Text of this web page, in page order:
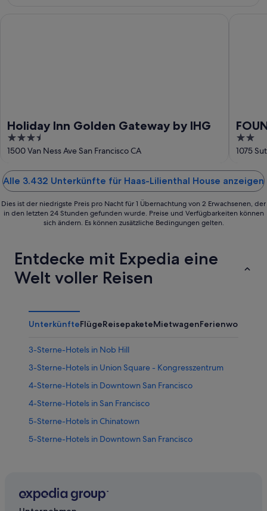
Holiday Inn Golden Gateway by IHG
3.5
out
5
1500 Van Ness Ave San Francisco CA
2
out
5
1075
Alle 3.432 Unterkünfte für Haas-Lilienthal House anzeigen
Dies ist der niedrigste Preis pro Nacht für 1 Übernachtung von 2 Erwachsenen, der
in den letzten 24 Stunden gefunden wurde. Preise und Verfügbarkeiten können
sich ändern. Es können zusätzliche Bedingungen gelten.
Entdecke mit Expedia eine
Welt voller Reisen
UnterkünfteFlügeReisepaketeMietwagen
3-Sterne-Hotels in Nob Hill
3-Sterne-Hotels in Union Square - Kongresszentrum
4-Sterne-Hotels in Downtown San Francisco
4-Sterne-Hotels in San Francisco
5-Sterne-Hotels in Chinatown
5-Sterne-Hotels in Downtown San Francisco
Romantische in Chinatown